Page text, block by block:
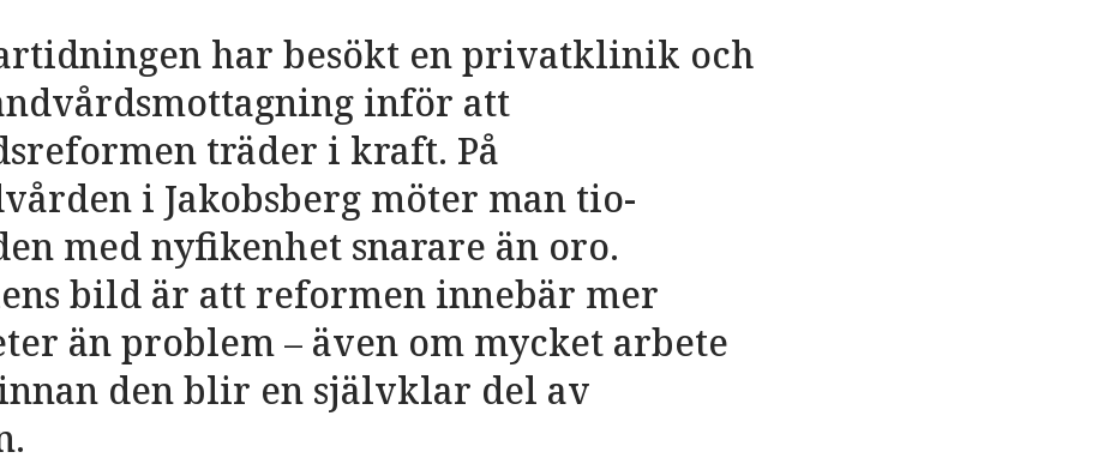
har besökt en privatklinik och
inför att
träder i kraft. På
i Jakobsberg möter man tio­
med nyfikenhet snarare än oro.
bild är att reformen innebär mer
än problem – även om mycket arbete
den blir en självklar del av